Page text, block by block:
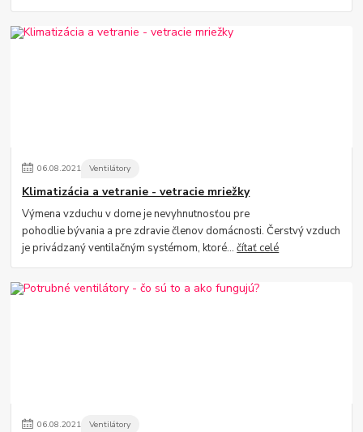
06.08.2021 Ventilátory
Klimatizácia a vetranie - vetracie mriežky
Výmena vzduchu v dome je nevyhnutnosťou pre
pohodlie bývania a pre zdravie členov domácnosti. Čerstvý vzduch
je privádzaný ventilačným systémom, ktoré...čítať celé
06.08.2021 Ventilátory